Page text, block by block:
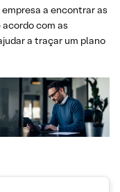
a encontrar as
com as
a traçar um plano